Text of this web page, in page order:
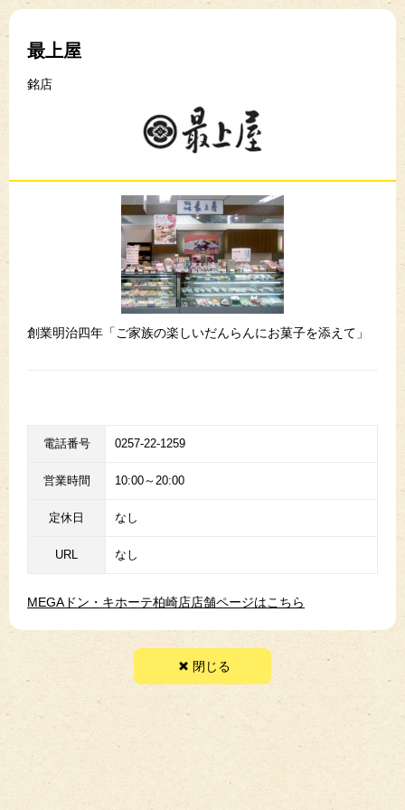
最上屋
銘店
創業明治四年「ご家族の楽しいだんらんにお菓子を添えて」
電話番号 0257-22-1259
営業時間 10:00～20:00
定休日 なし
URL なし
MEGAドン・キホーテ柏崎店店舗ページはこちら
閉じる